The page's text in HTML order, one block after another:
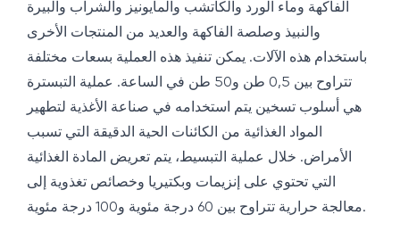
الفاكهة وماء الورد والكاتشب والمايونيز والشراب والبيرة
والنبيذ وصلصة الفاكهة والعديد من المنتجات الأخرى
باستخدام هذه الآلات. يمكن تنفيذ هذه العملية بسعات مختلفة
تتراوح بين 0,5 طن و50 طن في الساعة. عملية التبسترة
هي أسلوب تسخين يتم استخدامه في صناعة الأغذية لتطهير
المواد الغذائية من الكائنات الحية الدقيقة التي تسبب
الأمراض. خلال عملية التبسيط، يتم تعريض المادة الغذائية
التي تحتوي على إنزيمات وبكتيريا وخصائص تغذوية إلى
معالجة حرارية تتراوح بين 60 درجة مئوية و100 درجة مئوية.